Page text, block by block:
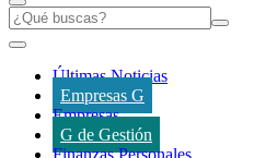
Últimas Noticias
Empresas G
Empresas
G de Gestión
Finanzas Personales